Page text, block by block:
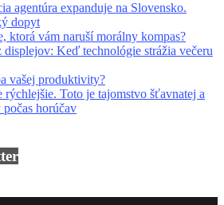
agentúra expanduje na Slovensko.
dopyt
ktorá vám naruší morálny kompas?
displejov: Keď technológie strážia večeru
vašej produktivity?
rýchlejšie. Toto je tajomstvo šťavnatej a
horúčav